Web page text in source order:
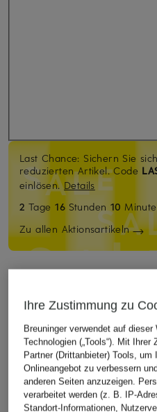
Last Chance: Sichern Sie
reduzierten Artikel. Code
einlösen.Details
2 Tage16 Stunden 10
Zu allen Aktionsartikeln
Ihre Zustimmung zu
Breuninger verwendet auf
Technologien („Tools“). Mit
Partner (Drittanbieter) Tools, um
Onlineangebot zu verbessern
anderen Seiten anzuzeigen.
verarbeitet werden (z. B. IP-
Standort-Informationen,